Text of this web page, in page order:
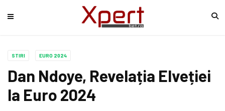
STIRI EURO 2024
Dan Ndoye, Revelația Elveției
la Euro 2024